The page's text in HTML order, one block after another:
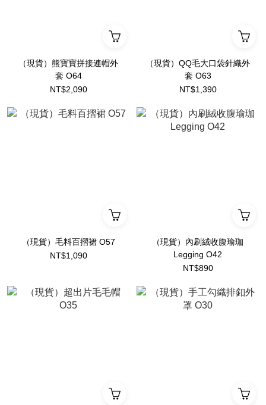
（現貨）熊寶寶拼接連帽外
套 O64
NT$2,090
（現貨）QQ毛大口袋針織外
套 O63
NT$1,390
（現貨）毛料百摺裙 O57
NT$1,090
（現貨）內刷絨收腹瑜珈
Legging O42
NT$890